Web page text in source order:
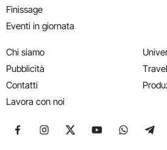
Finissage
Eventi in giornata
Chi siamo
Pubblicità
Contatti
Lavora con noi
Travel
Seguici su Facebook
Seguici su Instagram
Seguici su X
Seguici su
Seguici